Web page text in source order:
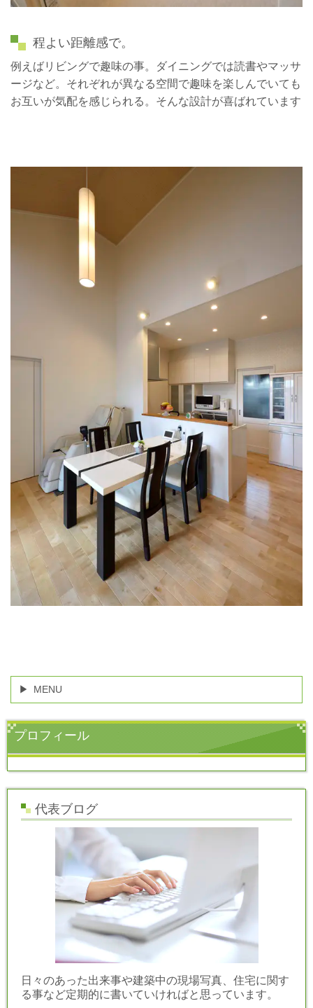
程よい距離感で。
例えばリビングで趣味の事。ダイニングでは読書やマッサ
ージなど。それぞれが異なる空間で趣味を楽しんでいても
お互いが気配を感じられる。そんな設計が喜ばれています
MENU
プロフィール
代表ブログ
日々のあった出来事や建築中の現場写真、住宅に関す
る事など定期的に書いていければと思っています。